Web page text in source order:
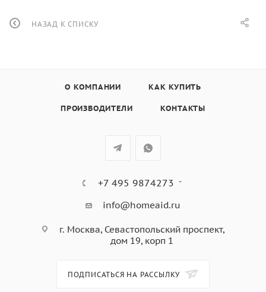
НАЗАД К СПИСКУ
О КОМПАНИИ КАК КУПИТЬ
ПРОИЗВОДИТЕЛИ КОНТАКТЫ
+7 495 9874273
info@homeaid.ru
г. Москва, Севастопольский проспект,
дом 19, корп 1
ПОДПИСАТЬСЯ НА РАССЫЛКУ